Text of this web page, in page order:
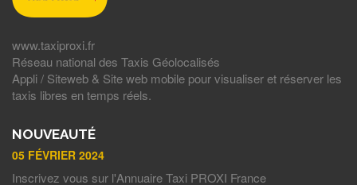
www.taxiproxi.fr
Réseau national des Taxis Géolocalisés
Appli / Siteweb & Site web mobile pour visualiser et réserver les
taxis libres en temps réels.
NOUVEAUTÉ
05 FÉVRIER 2024
Inscrivez vous sur l'Annuaire Taxi PROXI France